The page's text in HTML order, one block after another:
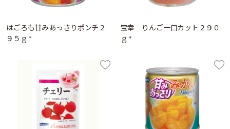
はごろも甘みあっさりポンチ２
９５ｇ *
宝幸 りんご一口カット２９０
ｇ *